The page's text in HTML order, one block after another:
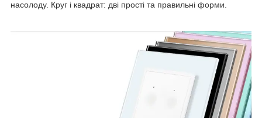
насолоду. Круг і квадрат: дві прості та правильні форми.